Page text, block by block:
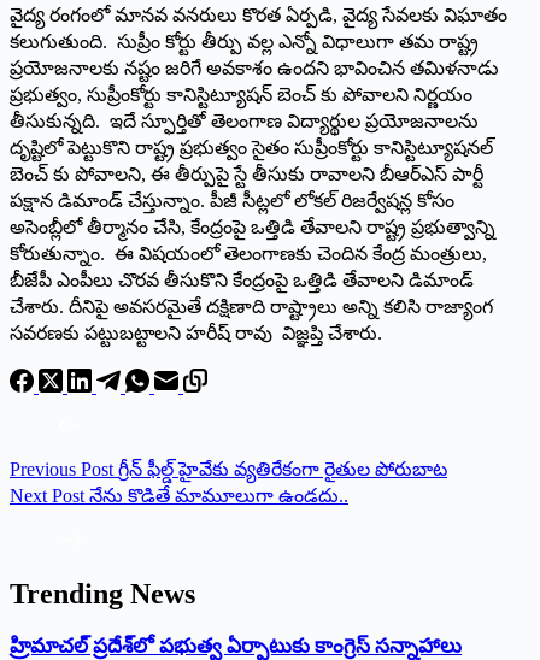
వైద్య రంగంలో మానవ వనరులు కొరత ఏర్పడి, వైద్య సేవలకు విఘాతం
కలుగుతుంది. సుప్రీం కోర్టు తీర్పు వల్ల ఎన్నో విధాలుగా తమ రాష్ట్ర
ప్రయోజనాలకు నష్టం జరిగే అవకాశం ఉందని భావించిన తమిళనాడు
ప్రభుత్వం, సుప్రీంకోర్టు కానిస్టిట్యూషన్ బెంచ్ కు పోవాలని నిర్ణయం
తీసుకున్నది. ఇదే స్ఫూర్తితో తెలంగాణ విద్యార్థుల ప్రయోజనాలను
దృష్టిలో పెట్టుకొని రాష్ట్ర ప్రభుత్వం సైతం సుప్రీంకోర్టు కానిస్టిట్యూషనల్
బెంచ్ కు పోవాలని, ఈ తీర్పుపై స్టే తీసుకు రావాలని బీఆర్ఎస్ పార్టీ
పక్షాన డిమాండ్ చేస్తున్నాం. పీజీ సీట్లలో లోకల్ రిజర్వేషన్ల కోసం
అసెంబ్లీలో తీర్మానం చేసి, కేంద్రంపై ఒత్తిడి తేవాలని రాష్ట్ర ప్రభుత్వాన్ని
కోరుతున్నాం. ఈ విషయంలో తెలంగాణకు చెందిన కేంద్ర మంత్రులు,
బీజేపీ ఎంపీలు చొరవ తీసుకొని కేంద్రంపై ఒత్తిడి తేవాలని డిమాండ్
చేశారు. దీనిపై అవసరమైతే దక్షిణాది రాష్ట్రాలు అన్ని కలిసి రాజ్యాంగ
సవరణకు పట్టుబట్టాలని హ‌రీష్ రావు విజ్ఞప్తి చేశారు.
Previous Post గ్రీన్ ఫీల్డ్ హైవేకు వ్య‌తిరేకంగా రైతుల పోరుబాట‌
Next Post నేను కొడితే మామూలుగా ఉండదు..
Trending News
‌హ్రిమాచల్‌ ‌ప్రదేశ్‌లో పభుత్వ ఏర్పాటుకు కాంగ్రెస్‌ ‌సన్నాహాలు